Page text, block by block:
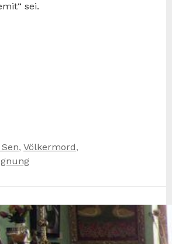
sei.
, Völkermord,